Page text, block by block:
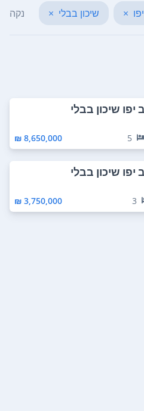
× שיכון בבלי × נקה
יפו שיכון בבלי
5
8,650,000 ₪
יפו שיכון בבלי
3
3,750,000 ₪